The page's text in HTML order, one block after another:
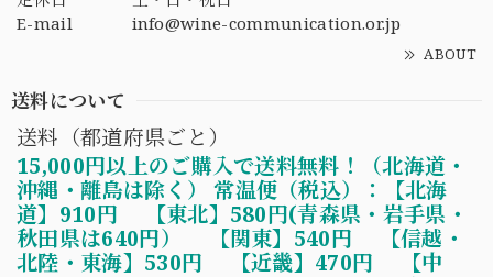
E-mail
info@wine-communication.or.jp
ABOUT
送料について
送料（都道府県ごと）
15,000円以上のご購入で送料無料！（北海道・
沖縄・離島は除く） 常温便（税込）：【北海
道】910円 【東北】580円(青森県・岩手県・
秋田県は640円） 【関東】540円 【信越・
北陸・東海】530円 【近畿】470円 【中